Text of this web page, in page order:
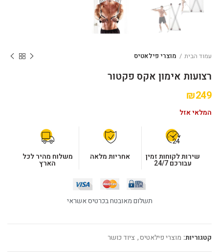
עמוד הבית מוצרי פילאטיס
רצועות אימון אקס פקטור
₪249
המלאי אזל
שירות לקוחות זמין
עבורכם 24/7
אחריות מלאה משלוח מהיר לכל
הארץ
תשלום מאובטח בכרטיס אשראי
קטגוריות: מוצרי פילאטיס, ציוד כושר